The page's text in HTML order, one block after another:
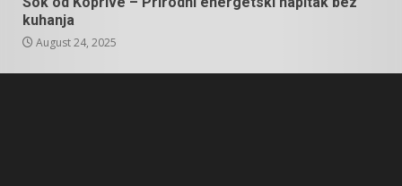
kuhanja
August 24, 2025